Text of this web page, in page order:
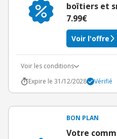
boîtiers et
7.99€
Voir l'offre
Voir les conditions
Expire le 31/12/2028
Vérifié
BON PLAN
Votre